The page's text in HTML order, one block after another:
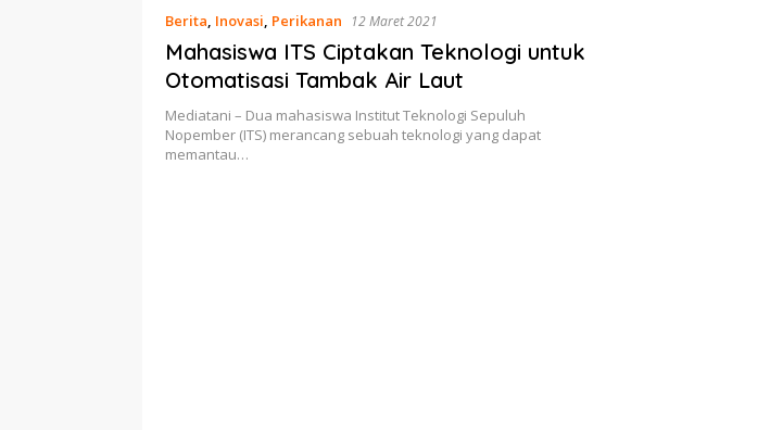
Berita, Inovasi, Perikanan 12 Maret 2021
Mahasiswa ITS Ciptakan Teknologi untuk
Otomatisasi Tambak Air Laut
Mediatani – Dua mahasiswa Institut Teknologi Sepuluh
Nopember (ITS) merancang sebuah teknologi yang dapat
memantau…